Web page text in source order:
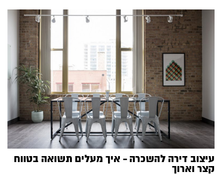
עיצוב דירה להשכרה – איך מעלים תשואה בטווח
קצר וארוך